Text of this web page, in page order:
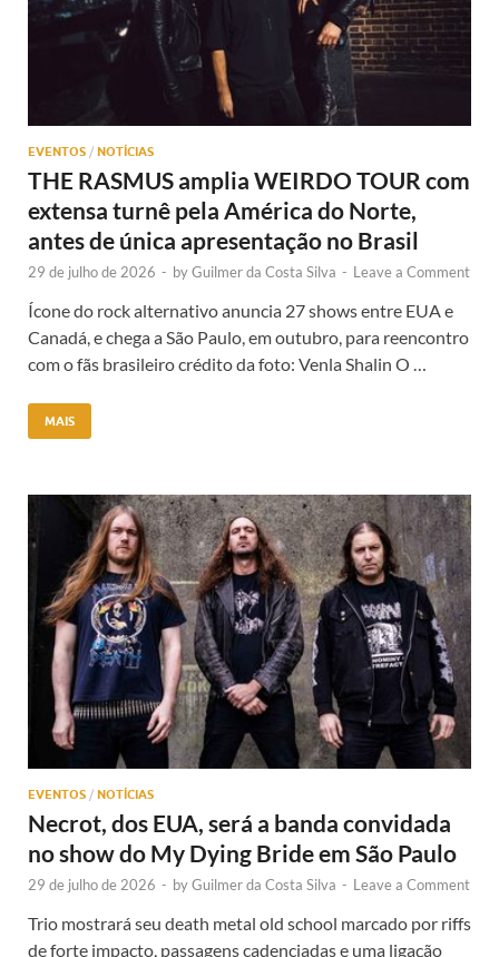
EVENTOS / NOTÍCIAS
THE RASMUS amplia WEIRDO TOUR com
extensa turnê pela América do Norte,
antes de única apresentação no Brasil
29 de julho de 2026 - byGuilmer da Costa Silva - Leave a Comment
Ícone do rock alternativo anuncia 27 shows entre EUA e
Canadá, e chega a São Paulo, em outubro, para reencontro
com o fãs brasileiro crédito da foto: Venla Shalin O …
MAIS
EVENTOS / NOTÍCIAS
Necrot, dos EUA, será a banda convidada
no show do My Dying Bride em São Paulo
29 de julho de 2026 - byGuilmer da Costa Silva - Leave a Comment
Trio mostrará seu death metal old school marcado por riffs
de forte impacto, passagens cadenciadas e uma ligação